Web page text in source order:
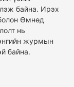
байна. Ирэх
Өмнөд
нь
журмын
байна.